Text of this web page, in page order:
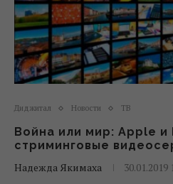
Диджитал Новости ТВ
Война или мир: Apple и
стриминговые
Надежда Якимаха
30.01.2019